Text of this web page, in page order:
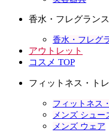
香水・フレグランス
香水・フレグ
アウトレット
コスメ TOP
フィットネス・ト
フィットネス
メンズ シュー
メンズ ウェア